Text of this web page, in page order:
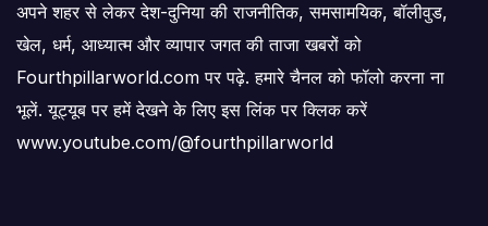
अपने शहर से लेकर देश-दुनिया की राजनीतिक, समसामयिक, बॉलीवुड,
खेल, धर्म, आध्यात्म और व्यापार जगत की ताजा खबरों को
Fourthpillarworld.com पर पढ़े. हमारे चैनल को फॉलो करना ना
भूलें. यूट्यूब पर हमें देखने के लिए इस लिंक पर क्लिक करें
www.youtube.com/@fourthpillarworld